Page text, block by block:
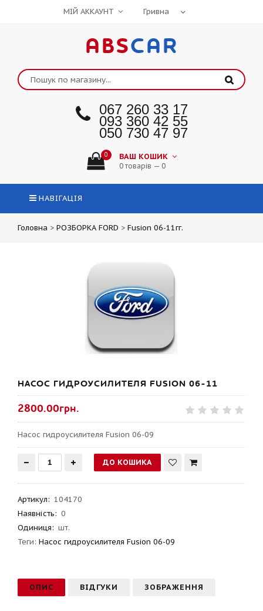
МІЙ АККАУНТ
ABSCAR
067 260 33 17
093 360 42 55
050 730 47 97
0 ВАШ КОШИК
0 товарів — 0
НАВІГАЦІЯ
Головна > РОЗБОРКА FORD > Fusion 06-11гг.
НАСОС ГИДРОУСИЛИТЕЛЯ FUSION 06-11
2800.00грн.
Насос гидроусилителя Fusion 06-09
Артикул: 104170
Наявність: 0
Одиниця: шт.
Теги: Насос гидроусилителя Fusion 06-09
ОПИС ВІДГУКИ ЗОБРАЖЕННЯ